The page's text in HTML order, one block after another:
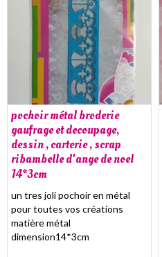
pochoir métal broderie
gaufrage et decoupage,
dessin , carterie , scrap
ribambelle d'ange de noel
14*3cm
un tres joli pochoir en métal
pour toutes vos créations
matière métal
dimension14*3cm